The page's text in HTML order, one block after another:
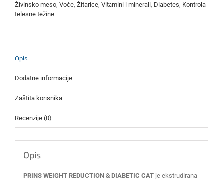
Živinsko meso Voće Žitarice Vitamini i minerali Diabetes Kontrola
telesne težine
Opis
Dodatne informacije
Zaštita korisnika
Recenzije (0)
Opis
PRINS WEIGHT REDUCTION & DIABETIC CATje ekstrudirana